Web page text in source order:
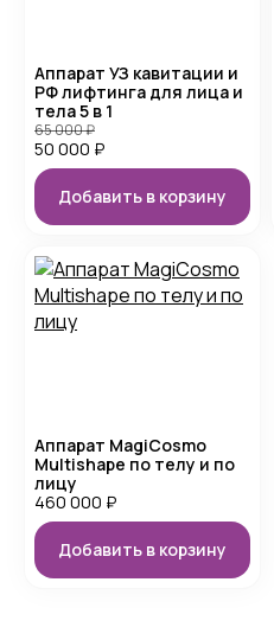
Аппарат УЗ кавитации и
РФ лифтинга для лица и
тела 5 в 1
50 000 ₽
65 000₽
Добавить в корзину
Аппарат MagiCosmo
Multishape по телу и по
лицу
460 000 ₽
Добавить в корзину